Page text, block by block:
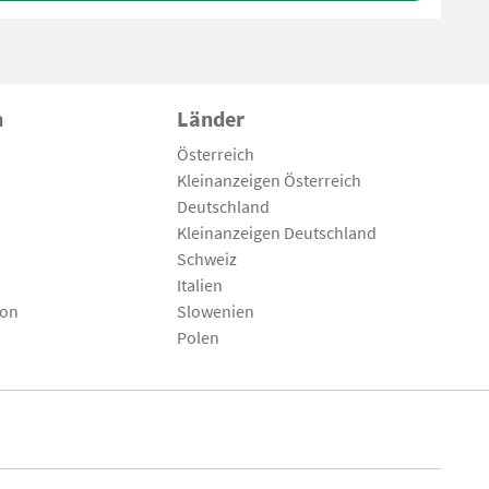
Länder
Österreich
Kleinanzeigen Österreich
Deutschland
Kleinanzeigen Deutschland
Schweiz
Italien
Slowenien
Polen